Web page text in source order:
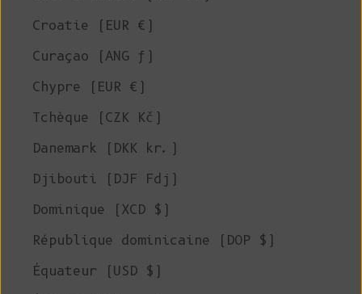
Croatie (EUR €)
Curaçao (ANG ƒ)
Chypre (EUR €)
Tchèque (CZK Kč)
Danemark (DKK kr.)
Djibouti (DJF Fdj)
Dominique (XCD $)
République dominicaine (DOP $)
Équateur (USD $)